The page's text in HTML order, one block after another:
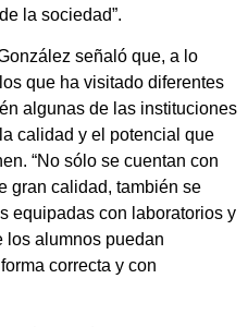
la sociedad”.
señaló que, a lo
que ha visitado diferentes
algunas de las instituciones
calidad y el potencial que
“No sólo se cuentan con
gran calidad, también se
equipadas con laboratorios y
los alumnos puedan
correcta y con